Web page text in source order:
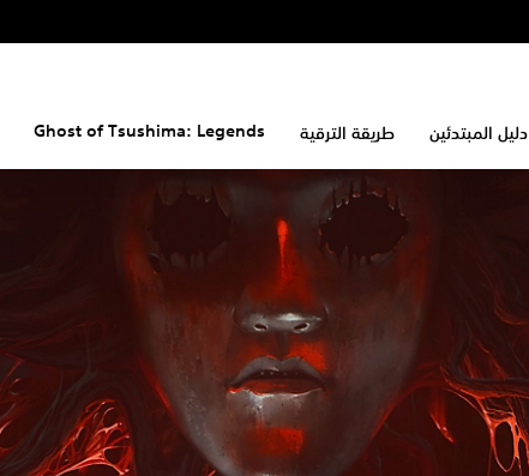
دليل المبتدئين طريقة الترقية Ghost of Tsushima: Legends